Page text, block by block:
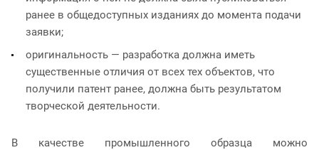
ранее в общедоступных изданиях до момента подачи
заявки;
оригинальность — разработка должна иметь
существенные отличия от всех тех объектов, что
получили патент ранее, должна быть результатом
творческой деятельности.
В качестве промышленного образца можно